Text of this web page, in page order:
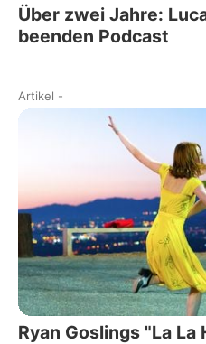
Über zwei Jahre:
beenden Podcast
Artikel -
Ryan Goslings "La